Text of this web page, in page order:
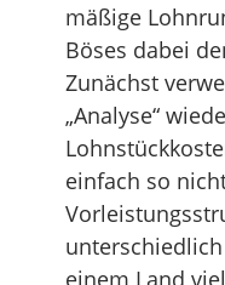
mäßige
Böses dabei
Zunächst
„Analyse“
einfach so
einem Land